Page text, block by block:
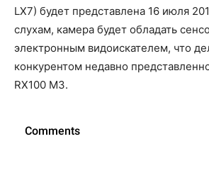
LX7) будет представлена 16 июля
слухам, камера будет обладать
электронным видоискателем, что
конкурентом недавно
RX100 M3.